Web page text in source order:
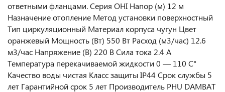
ответными фланцами. Серия OHI Напор (м) 12 м
Назначение отопление Метод установки поверхностный
Тип циркуляционный Материал корпуса чугун Цвет
оранжевый Мощность (Вт) 550 Вт Расход (м3/час) 12.6
м3/час Напряжение (В) 220 В Сила тока 2.4 А
Температура перекачиваемой жидкости 0 — 110 C°
Качество воды чистая Класс защиты IP44 Срок службы 5
лет Гарантийной срок 5 лет Производитель PHU DAMBAT